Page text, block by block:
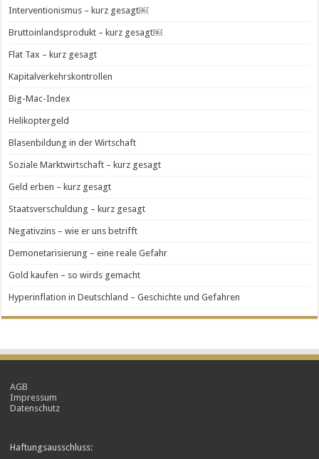
Interventionismus – kurz gesagt￼
Bruttoinlandsprodukt – kurz gesagt￼
Flat Tax – kurz gesagt
Kapitalverkehrskontrollen
Big-Mac-Index
Helikoptergeld
Blasenbildung in der Wirtschaft
Soziale Marktwirtschaft – kurz gesagt
Geld erben – kurz gesagt
Staatsverschuldung – kurz gesagt
Negativzins – wie er uns betrifft
Demonetarisierung – eine reale Gefahr
Gold kaufen – so wirds gemacht
Hyperinflation in Deutschland – Geschichte und Gefahren
AGB
Impressum
Datenschutz
Haftungsausschluss: